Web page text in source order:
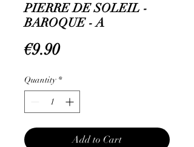
PIERRE DE SOLEIL -
BAROQUE - A
€9.90Price
Quantity *
Add to Cart